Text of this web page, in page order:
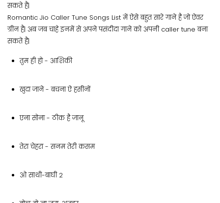
सकते है|
Romantic Jio Caller Tune Songs List में ऐसे बहुत सारे गाने है जो ऐवर
ग्रीन है| अब जब चाहे इनमें से अपने पसंदीदा गाने को अपनी caller tune बना
सकते है|
तुम ही हो - आशिकी
खुदा जाने - बचना ऐ हसीनों
एना सोना - ठीक है जानू
तेरा चेहरा - सनम तेरी कसम
ओ साथी-बाघी 2